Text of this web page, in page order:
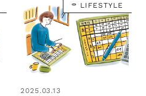
LIFESTYLE
2025.03.13